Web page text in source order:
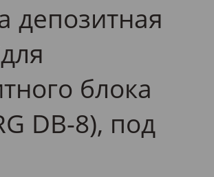
депозитная
блока
DB-8), под